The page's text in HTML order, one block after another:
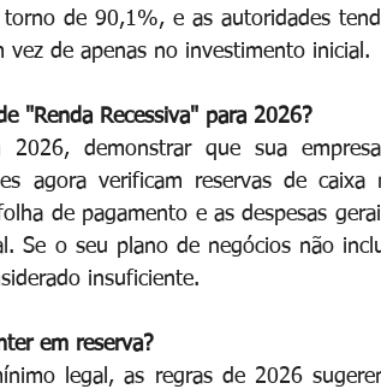
torno de 90,1%, e as autoridades
vez de apenas no investimento inicial.
"Renda Recessiva" para 2026?
2026, demonstrar que sua empresa
agora verificam reservas de
de pagamento e as despesas
Se o seu plano de negócios não
insuficiente.
em reserva?
legal, as regras de 2026